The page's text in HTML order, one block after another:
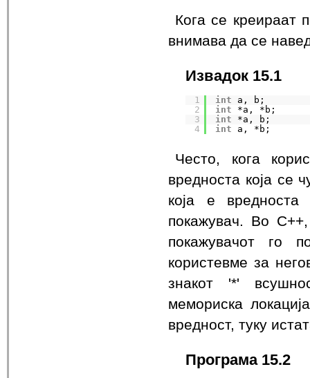
Кога се креираат
внимава да се
Извадок 15.1
1
2
3
4
int
a,
int
*a,
int
*a,
int
a,
Често, кога
вредноста која се
која е
покажувач. Во
покажувачот го
користевме за
знакот '*'
мемориска
вредност, туку
Програма 15.2